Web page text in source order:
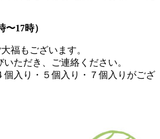
17時）
福もございます。
ただき、ご連絡ください。
個入り・５個入り・７個入りがござ